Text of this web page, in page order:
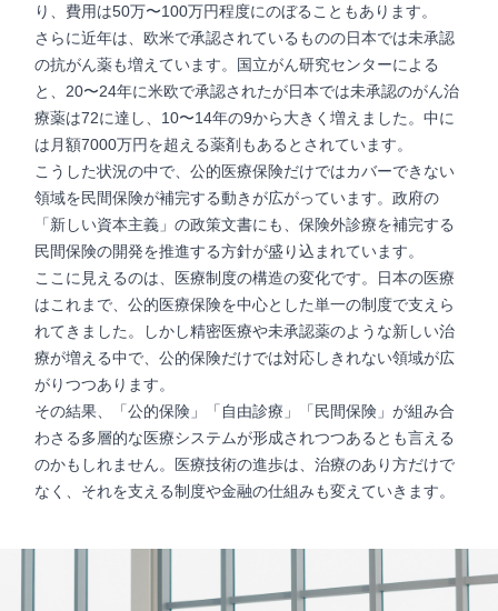
り、費用は50万〜100万円程度にのぼることもあります。
さらに近年は、欧米で承認されているものの日本では未承認
の抗がん薬も増えています。国立がん研究センターによる
と、20〜24年に米欧で承認されたが日本では未承認のがん治
療薬は72に達し、10〜14年の9から大きく増えました。中に
は月額7000万円を超える薬剤もあるとされています。
こうした状況の中で、公的医療保険だけではカバーできない
領域を民間保険が補完する動きが広がっています。政府の
「新しい資本主義」の政策文書にも、保険外診療を補完する
民間保険の開発を推進する方針が盛り込まれています。
ここに見えるのは、医療制度の構造の変化です。日本の医療
はこれまで、公的医療保険を中心とした単一の制度で支えら
れてきました。しかし精密医療や未承認薬のような新しい治
療が増える中で、公的保険だけでは対応しきれない領域が広
がりつつあります。
その結果、「公的保険」「自由診療」「民間保険」が組み合
わさる多層的な医療システムが形成されつつあるとも言える
のかもしれません。医療技術の進歩は、治療のあり方だけで
なく、それを支える制度や金融の仕組みも変えていきます。